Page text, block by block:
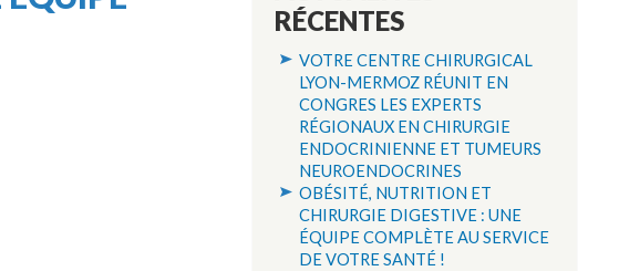
RÉCENTES
VOTRE CENTRE CHIRURGICAL
LYON-MERMOZ RÉUNIT EN
CONGRES LES EXPERTS
RÉGIONAUX EN CHIRURGIE
ENDOCRINIENNE ET TUMEURS
NEUROENDOCRINES
OBÉSITÉ, NUTRITION ET
CHIRURGIE DIGESTIVE : UNE
ÉQUIPE COMPLÈTE AU SERVICE
DE VOTRE SANTÉ !